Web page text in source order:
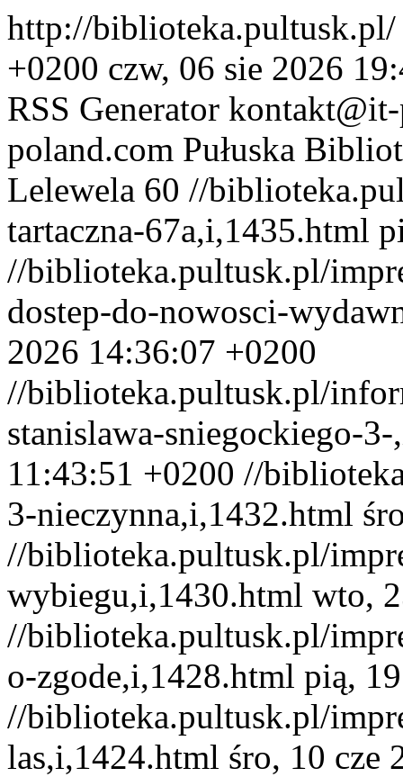
http://
+0200 czw, 06 sie 2026
RSS Generator
poland.com Pułuska
Lelewela 60 //
tartaczna-67a,i,1435.html
//biblioteka.pultusk.pl/
dostep-do-nowosci-
2026 14:36:07 +0200
//biblioteka.pultusk.pl/
stanislawa-sniegockiego-
11:43:51 +0200 //
3-nieczynna,i,1432.html
//biblioteka.pultusk.pl/
wybiegu,i,1430.html wto,
//biblioteka.pultusk.pl/
o-zgode,i,1428.html pią,
//biblioteka.pultusk.pl/
las,i,1424.html śro, 10 cze